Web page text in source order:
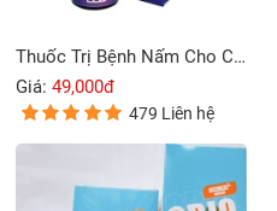
Thuốc Trị Bệnh Nấm Cho Cá Cảnh Blue Sky 999
Giá: 49,000đ
479 Liên hệ